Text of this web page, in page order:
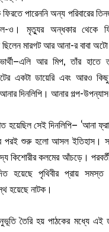
ফিরতে পারেননি অন্য পরিবারের
ও। মৃত্যুর অন্ধকার থেকে
মারগট আর আনা-র বাবা
আর মিপ, তাঁর হাতে
একটা ডায়েরি এবং আরও
দিনলিপি। আনার গল্প-
হয়েছিল সেই দিনলিপি– ‘আনা
পরই শুরু হলো আসল ইতিহাস।
কিশোরীর কলমের আঁচড়ে।
হয়েছে পৃথিবীর প্রায় সমস্ত
হয়েছে নাটক।
তৈরি হয় পাঠকের মধ্যে এই